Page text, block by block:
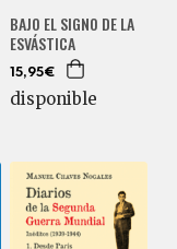
BAJO EL SIGNO DE LA
ESVÁSTICA
15,95€
disponible